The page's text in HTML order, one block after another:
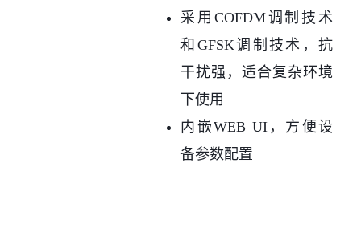
采用COFDM调制技术
和GFSK调制技术，抗
干扰强，适合复杂环境
下使用
内嵌WEB UI，方便设
备参数配置